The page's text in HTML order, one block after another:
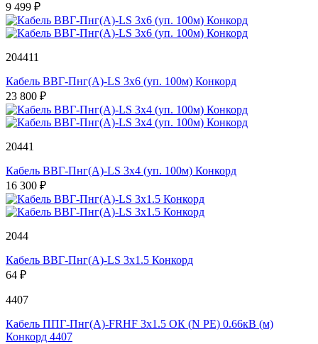
9 499 ₽
204411
Кабель ВВГ-Пнг(А)-LS 3х6 (уп. 100м) Конкорд
23 800 ₽
20441
Кабель ВВГ-Пнг(А)-LS 3х4 (уп. 100м) Конкорд
16 300 ₽
2044
Кабель ВВГ-Пнг(А)-LS 3х1.5 Конкорд
64 ₽
4407
Кабель ППГ-Пнг(А)-FRHF 3х1.5 ОК (N PE) 0.66кВ (м)
Конкорд 4407